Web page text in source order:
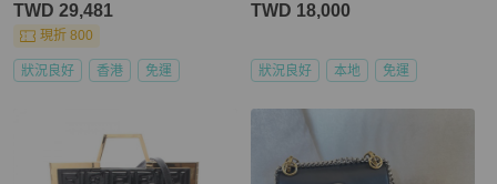
TWD 29,481
現折 800
狀況良好 香港 免運
TWD 18,000
狀況良好 本地 免運